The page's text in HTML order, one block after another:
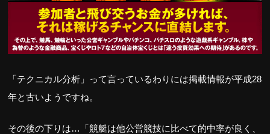
「テクニカル分析」って言っているわりには掲載情報が平成28
年と古いようですね。
その後の下りは…「競艇は他公営競技に比べて的中率が良く、